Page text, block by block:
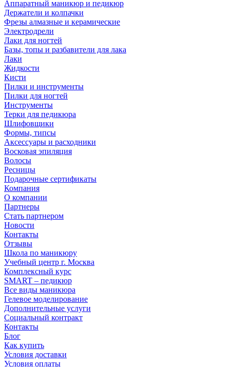
Аппаратный маникюр и педикюр
Держатели и колпачки
Фрезы алмазные и керамические
Электродрели
Лаки для ногтей
Базы, топы и разбавители для лака
Лаки
Жидкости
Кисти
Пилки и инструменты
Пилки для ногтей
Инструменты
Терки для педикюра
Шлифовщики
Формы, типсы
Аксессуары и расходники
Восковая эпиляция
Волосы
Ресницы
Подарочные сертификаты
Компания
О компании
Партнеры
Стать партнером
Новости
Контакты
Отзывы
Школа по маникюру
Учебный центр г. Москва
Комплексный курс
SMART – педикюр
Все виды маникюра
Гелевое моделирование
Дополнительные услуги
Социальный контракт
Контакты
Блог
Как купить
Условия доставки
Условия оплаты